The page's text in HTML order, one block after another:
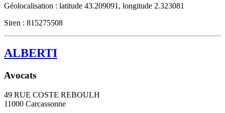
Géolocalisation : latitude 43.209091, longitude 2.323081
Siren : 815275508
ALBERTI
Avocats
49 RUE COSTE REBOULH
11000 Carcassonne